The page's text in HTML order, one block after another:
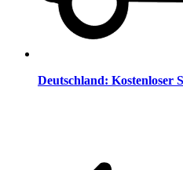
Deutschland: Kostenloser